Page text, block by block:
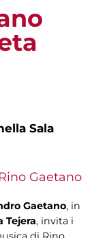
Sala
Rino Gaetano
Gaetano, in
Tejera, invita i